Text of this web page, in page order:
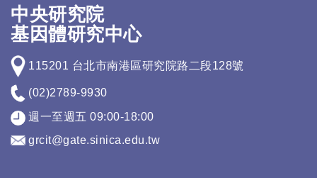
中央研究院
基因體研究中心
115201 台北市南港區研究院路二段128號
(02)2789-9930
週一至週五 09:00-18:00
grcit@gate.sinica.edu.tw